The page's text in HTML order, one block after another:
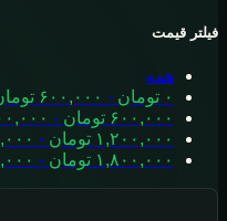
فیلتر قیمت
همه
۰ تومان - ۶۰۰,۰۰۰
۶۰۰,۰۰۰ تومان -
۱,۲۰۰,۰۰۰ تومان -
۱,۸۰۰,۰۰۰ تومان -